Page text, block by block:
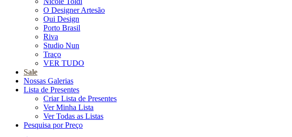
O Designer Artesão
Oui Design
Porto Brasil
Riva
Studio Nun
Traço
VER TUDO
Sale
Nossas Galerias
Lista de Presentes
Criar Lista de Presentes
Ver Minha Lista
Ver Todas as Listas
Pesquisa por Preço